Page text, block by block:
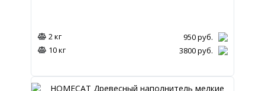
2 кг 950руб.
10 кг
3800руб.